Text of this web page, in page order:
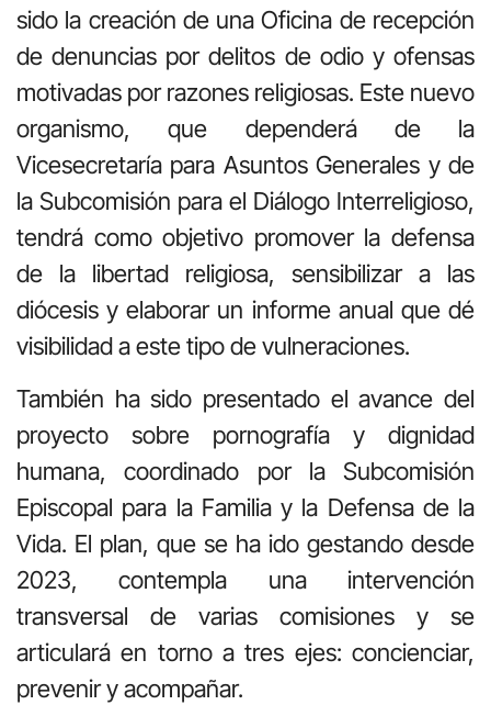
sido la creación de una Oficina de recepción
de denuncias por delitos de odio y ofensas
motivadas por razones religiosas. Este nuevo
organismo, que dependerá de la
Vicesecretaría para Asuntos Generales y de
la Subcomisión para el Diálogo Interreligioso,
tendrá como objetivo promover la defensa
de la libertad religiosa, sensibilizar a las
diócesis y elaborar un informe anual que dé
visibilidad a este tipo de vulneraciones.
También ha sido presentado el avance del
proyecto sobre pornografía y dignidad
humana, coordinado por la Subcomisión
Episcopal para la Familia y la Defensa de la
Vida. El plan, que se ha ido gestando desde
2023, contempla una intervención
transversal de varias comisiones y se
articulará en torno a tres ejes: concienciar,
prevenir y acompañar.